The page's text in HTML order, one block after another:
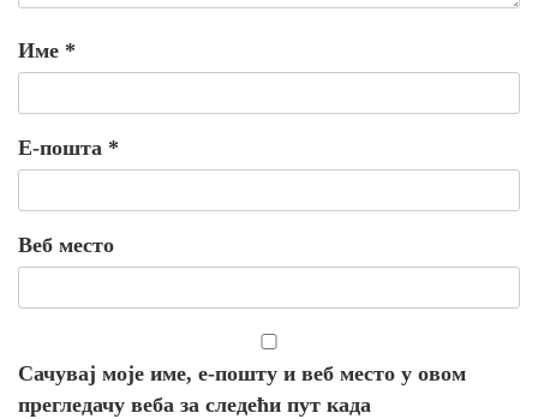
Име *
Е-пошта *
Веб место
Сачувај моје име, е-пошту и веб место у овом
прегледачу веба за следећи пут када